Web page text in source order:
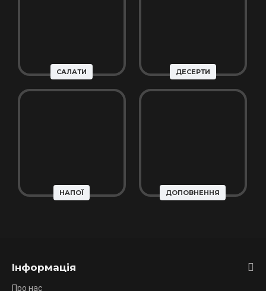
САЛАТИ ДЕСЕРТИ
НАПОЇ ДОПОВНЕННЯ
Інформація
Про нас